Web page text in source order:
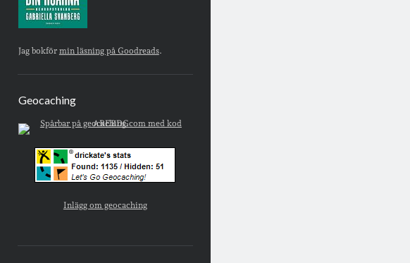
Jag bokför min läsning på Goodreads.
Geocaching
Inlägg om geocaching